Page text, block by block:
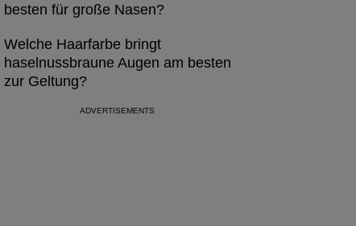
besten für große Nasen?
Welche Haarfarbe bringt
haselnussbraune Augen am besten
zur Geltung?